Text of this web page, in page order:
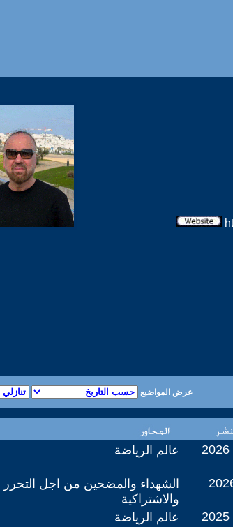
عرض المواضيع
عالم الرياضة 2026
الشهداء والمضحين من اجل التحرر
والاشتراكية
عالم الرياضة 2025